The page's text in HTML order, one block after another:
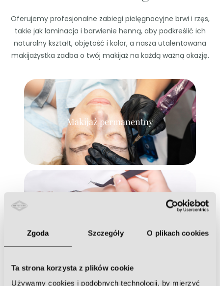
Zgoda Szczegóły O plikach cookies
Ta strona korzysta z plików cookie
Używamy cookies i podobnych technologii, by mierzyć
Oferujemy profesjonalne zabiegi pielęgnacyjne brwi i rzęs,
takie jak laminacja i barwienie henną, aby podkreślić ich
naturalny kształt, objętość i kolor, a nasza utalentowana
makijażystka zadba o twój makijaż na każdą ważną okazję.
Makijaż permanentny